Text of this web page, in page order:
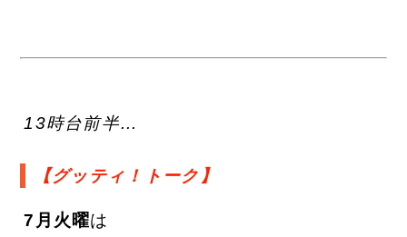
13時台前半…
【グッティ！トーク】
7月火曜は